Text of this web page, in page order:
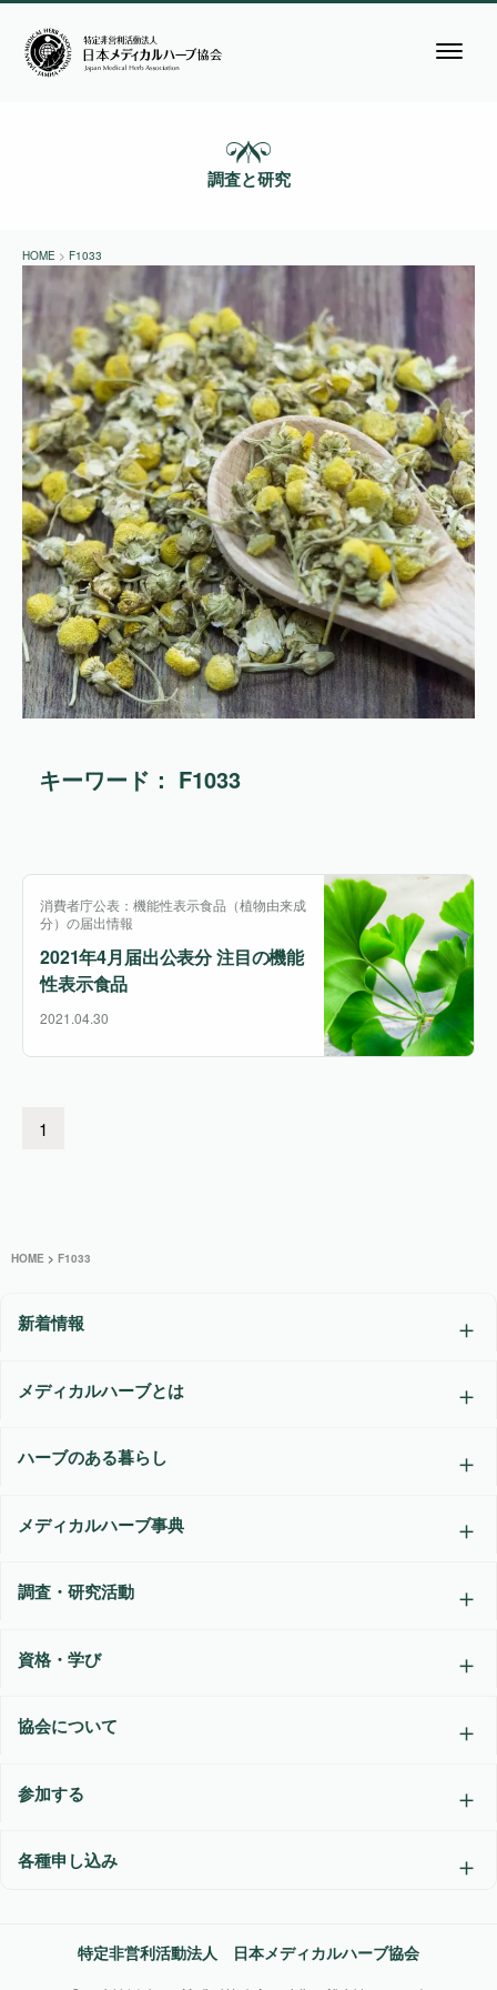
調査と研究
HOME > F1033
キーワード： F1033
消費者庁公表：機能性表示食品（植物由来成
分）の届出情報
2021年4月届出公表分 注目の機能
性表示食品
2021.04.30
1
HOME > F1033
新着情報
メディカルハーブとは
ハーブのある暮らし
メディカルハーブ事典
調査・研究活動
資格・学び
協会について
参加する
各種申し込み
特定非営利活動法人 日本メディカルハーブ協会